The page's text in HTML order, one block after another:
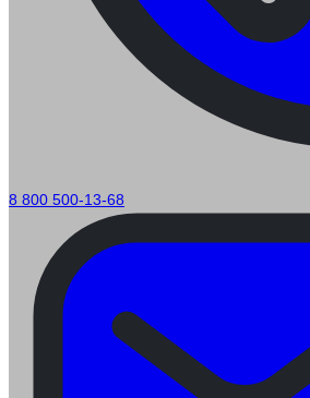
8 800 500-13-68